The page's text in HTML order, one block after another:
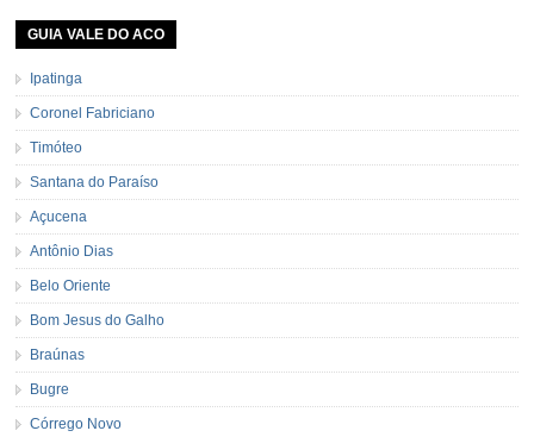
GUIA VALE DO ACO
Ipatinga
Coronel Fabriciano
Timóteo
Santana do Paraíso
Açucena
Antônio Dias
Belo Oriente
Bom Jesus do Galho
Braúnas
Bugre
Córrego Novo